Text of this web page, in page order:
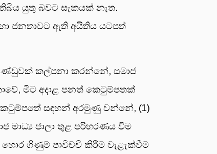
යුතු බවට සැකයක් නැත.
ජනතාවට ඇති අයිතිය යටපත්
කල්පනා කරන්නේ, සමාජ
මීට අදාළ පනත් කෙටුම්පතක්
සඳහන් අරමුණු වන්නේ, (1)
මාධ්‍ය ජාලා තුළ පරිහරණය වීම
ගිණුම් පාවිච්චි කිරීම වැළැක්වීම